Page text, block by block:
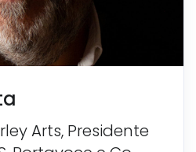
Arts, Presidente